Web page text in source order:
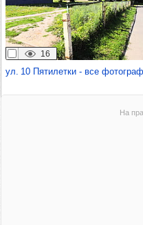
16
ул. 10 Пятилетки - все